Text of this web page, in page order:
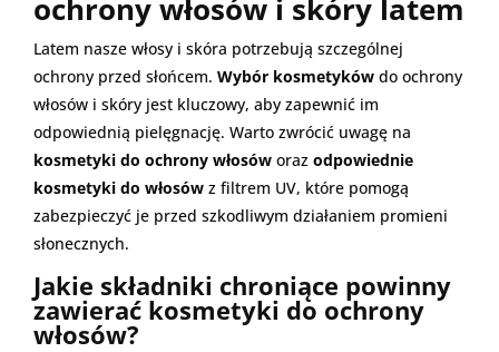
ochrony włosów i skóry latem
Latem nasze włosy i skóra potrzebują szczególnej
ochrony przed słońcem. Wybór kosmetyków do ochrony
włosów i skóry jest kluczowy, aby zapewnić im
odpowiednią pielęgnację. Warto zwrócić uwagę na
kosmetyki do ochrony włosów oraz odpowiednie
kosmetyki do włosów z filtrem UV, które pomogą
zabezpieczyć je przed szkodliwym działaniem promieni
słonecznych.
Jakie składniki chroniące powinny
zawierać kosmetyki do ochrony
włosów?